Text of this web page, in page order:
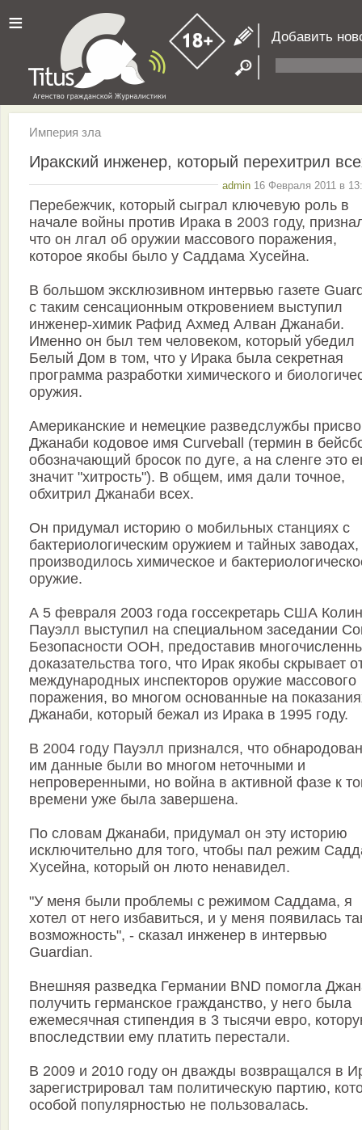
≡ Добавить
Империя зла
Иракский инженер, который перехитрил
admin 16 Февраля 2011 в
Перебежчик, который сыграл ключевую роль в
начале войны против Ирака в 2003 году,
что он лгал об оружии массового поражения,
которое якобы было у Саддама Хусейна.
В большом эксклюзивном интервью газете
с таким сенсационным откровением выступил
инженер-химик Рафид Ахмед Алван Джанаби.
Именно он был тем человеком, который убедил
Белый Дом в том, что у Ирака была секретная
программа разработки химического и
оружия.
Американские и немецкие разведслужбы
Джанаби кодовое имя Curveball (термин в
обозначающий бросок по дуге, а на сленге это
значит "хитрость"). В общем, имя дали точное,
обхитрил Джанаби всех.
Он придумал историю о мобильных станциях с
бактериологическим оружием и тайных заводах,
производилось химическое и
оружие.
А 5 февраля 2003 года госсекретарь США Колин
Пауэлл выступил на специальном заседании
Безопасности ООН, предоставив
доказательства того, что Ирак якобы скрывает
международных инспекторов оружие массового
поражения, во многом основанные на
Джанаби, который бежал из Ирака в 1995 году.
В 2004 году Пауэлл признался, что
им данные были во многом неточными и
непроверенными, но война в активной фазе к
времени уже была завершена.
По словам Джанаби, придумал он эту историю
исключительно для того, чтобы пал режим
Хусейна, который он люто ненавидел.
"У меня были проблемы с режимом Саддама, я
хотел от него избавиться, и у меня появилась
возможность", - сказал инженер в интервью
Guardian.
Внешняя разведка Германии BND помогла
получить германское гражданство, у него была
ежемесячная стипендия в 3 тысячи евро,
впоследствии ему платить перестали.
В 2009 и 2010 году он дважды возвращался в
зарегистрировал там политическую партию,
особой популярностью не пользовалась.